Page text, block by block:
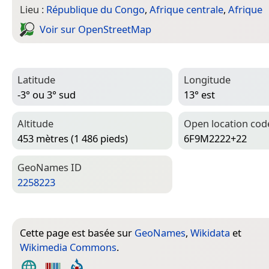
Lieu : République du Congo, Afrique centrale, Afrique
Voir sur Open­Street­Map
Latitude
-3° ou 3° sud
Longitude
13° est
Altitude
453 mètres (1 486 pieds)
Open location
6F9M2222+22
Geo­Names ID
2258223
Cette page est basée sur GeoNames, Wikidata et
Wikimedia Commons.